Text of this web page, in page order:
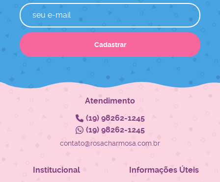
Cadastrar
Atendimento
(19)98262-1245
(19)98262-1245
contato@rosacharmosa.com.br
Institucional Informações Úteis